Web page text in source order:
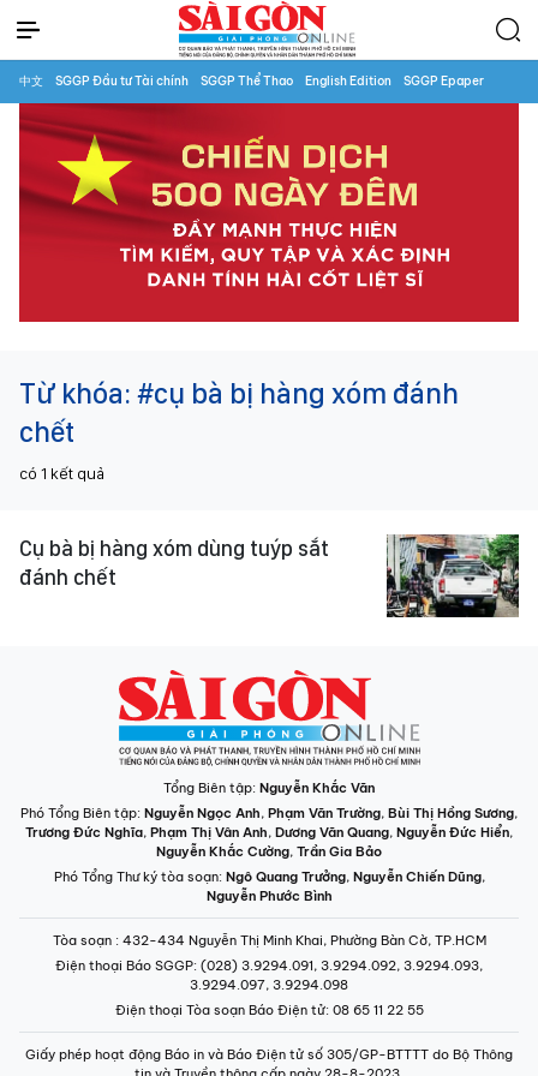
中文 SGGP Đầu tư Tài chính SGGP Thể Thao English Edition SGGP Epaper
Từ khóa: #cụ bà bị hàng xóm đánh
chết
có 1 kết quả
Cụ bà bị hàng xóm dùng tuýp sắt
đánh chết
Tổng Biên tập: Nguyễn Khắc Văn
Phó Tổng Biên tập: Nguyễn Ngọc Anh, Phạm Văn Trường, Bùi Thị Hồng Sương,
Trương Đức Nghĩa, Phạm Thị Vân Anh, Dương Văn Quang, Nguyễn Đức Hiển,
Nguyễn Khắc Cường, Trần Gia Bảo
Phó Tổng Thư ký tòa soạn: Ngô Quang Trưởng, Nguyễn Chiến Dũng,
Nguyễn Phước Bình
Tòa soạn : 432-434 Nguyễn Thị Minh Khai, Phường Bàn Cờ, TP.HCM
Điện thoại Báo SGGP: (028) 3.9294.091, 3.9294.092, 3.9294.093,
3.9294.097, 3.9294.098
Điện thoại Tòa soạn Báo Điện tử: 08 65 11 22 55
Giấy phép hoạt động Báo in và Báo Điện tử số 305/GP-BTTTT do Bộ Thông